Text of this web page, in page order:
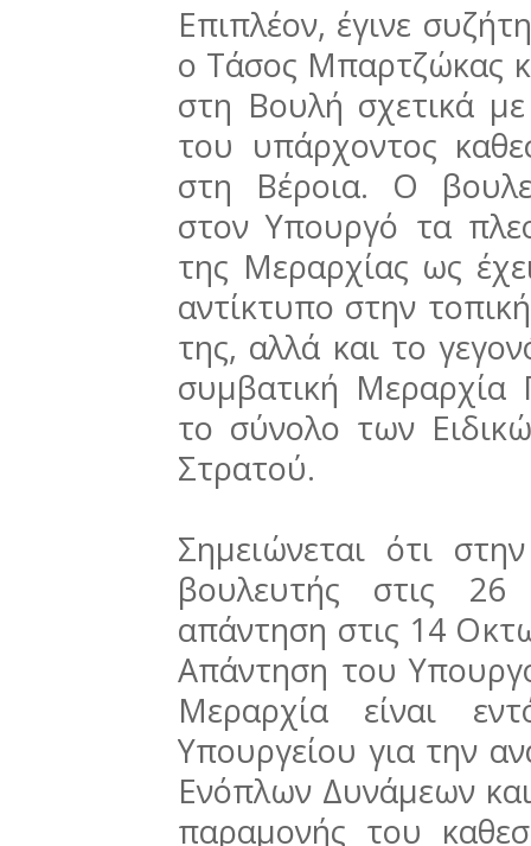
Επιπλέον, έγινε
ο Τάσος Μπαρτζώκας
στη Βουλή σχετικά
του υπάρχοντος
στη Βέροια. Ο
στον Υπουργό τα
της Μεραρχίας ως
αντίκτυπο στην
της, αλλά και το
συμβατική Μεραρχία
το σύνολο των
Στρατού.
Σημειώνεται ότι
βουλευτής στις 26
απάντηση στις 14
Απάντηση του
Μεραρχία είναι
Υπουργείου για την
Ενόπλων Δυνάμεων
παραμονής του